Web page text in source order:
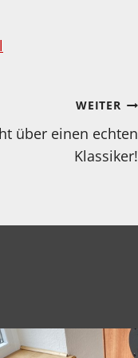
WEITER
über einen echten
Klassiker!